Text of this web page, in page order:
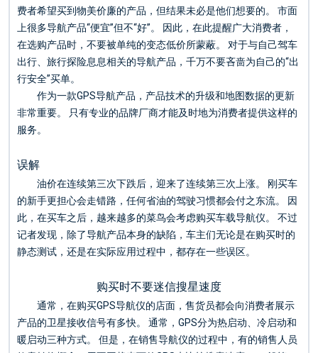
费者希望买到物美价廉的产品，但结果未必是他们想要的。 市面
上很多导航产品“便宜”但不“好”。 因此，在此提醒广大消费者，
在选购产品时，不要被单纯的变态低价所蒙蔽。 对于与自己驾车
出行、旅行探险息息相关的导航产品，千万不要吝啬为自己的“出
行安全”买单。
作为一款GPS导航产品，产品技术的升级和地图数据的更新
非常重要。 只有专业的品牌厂商才能及时地为消费者提供这样的
服务。
误解
油价在连续第三次下跌后，迎来了连续第三次上涨。 刚买车
的新手更担心会走错路，任何省油的驾驶习惯都会付之东流。 因
此，在买车之后，越来越多的菜鸟会考虑购买车载导航仪。 不过
记者发现，除了导航产品本身的缺陷，车主们无论是在购买时的
静态测试，还是在实际应用过程中，都存在一些误区。
购买时不要迷信搜星速度
通常，在购买GPS导航仪的店面，售货员都会向消费者展示
产品的卫星接收信号有多快。 通常，GPS分为热启动、冷启动和
暖启动三种方式。 但是，在销售导航仪的过程中，有的销售人员